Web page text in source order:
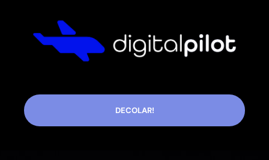
DECOLAR!